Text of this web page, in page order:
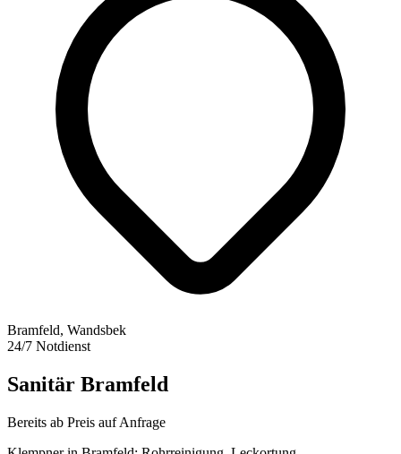
Bramfeld, Wandsbek
24/7 Notdienst
Sanitär Bramfeld
Bereits ab Preis auf Anfrage